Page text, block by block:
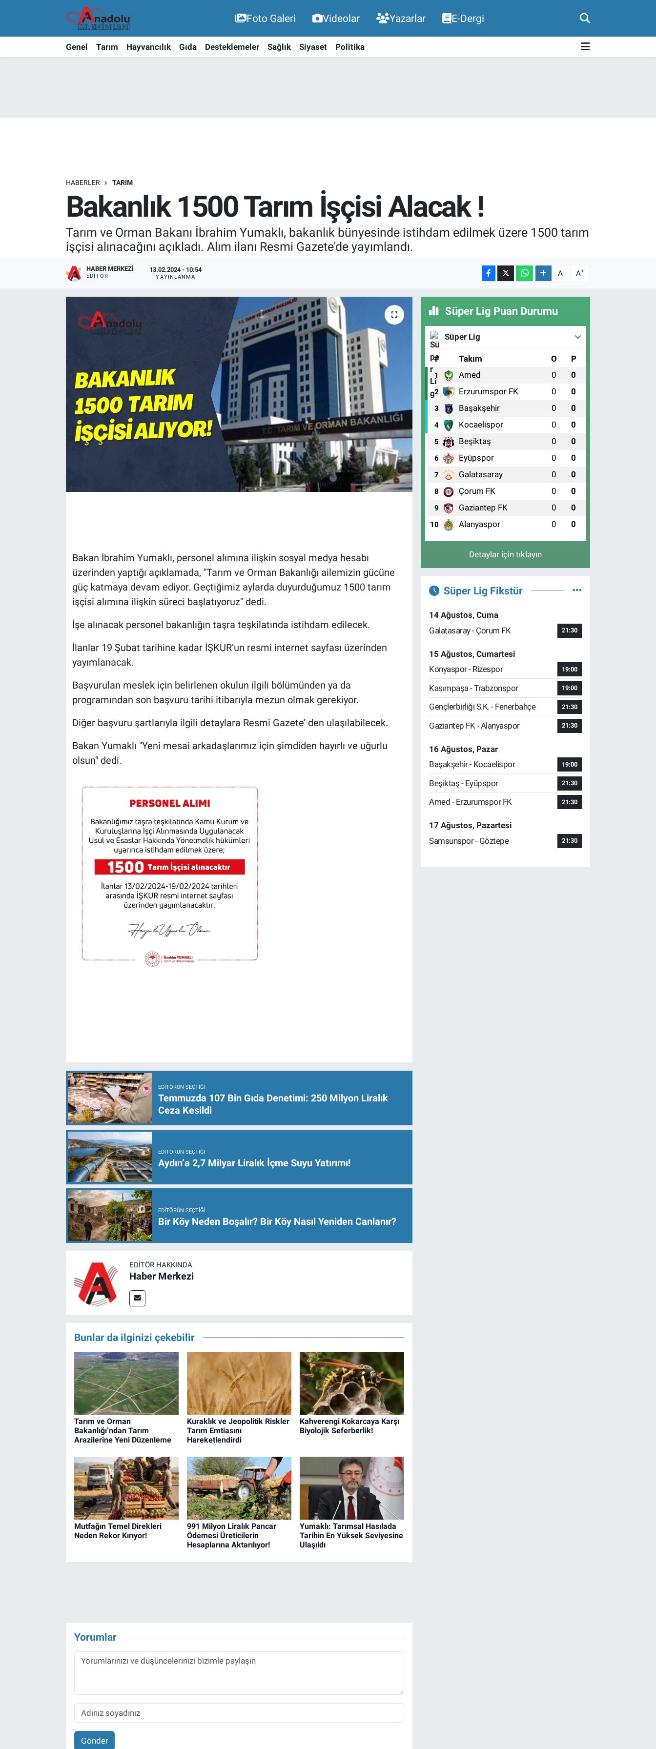
Foto Galeri Videolar Yazarlar E-Dergi
Genel Tarım Hayvancılık Gıda Desteklemeler Sağlık Siyaset Politika
HABERLER TARIM
Bakanlık 1500 Tarım İşçisi Alacak !
Tarım ve Orman Bakanı İbrahim Yumaklı, bakanlık bünyesinde istihdam edilmek üzere 1500 tarım
işçisi alınacağını açıkladı. Alım ilanı Resmi Gazete'de yayımlandı.
HABER MERKEZI
EDITÖR
13.02.2024 - 10:54
YAYINLANMA A- A+
Bakan İbrahim Yumaklı, personel alımına ilişkin sosyal medya hesabı
üzerinden yaptığı açıklamada, "Tarım ve Orman Bakanlığı ailemizin gücüne
güç katmaya devam ediyor. Geçtiğimiz aylarda duyurduğumuz 1500 tarım
işçisi alımına ilişkin süreci başlatıyoruz" dedi.
İşe alınacak personel bakanlığın taşra teşkilatında istihdam edilecek.
İlanlar 19 Şubat tarihine kadar İŞKUR’un resmi internet sayfası üzerinden
yayımlanacak.
Başvurulan meslek için belirlenen okulun ilgili bölümünden ya da
programından son başvuru tarihi itibarıyla mezun olmak gerekiyor.
Diğer başvuru şartlarıyla ilgili detaylara Resmi Gazete’ den ulaşılabilecek.
Bakan Yumaklı "Yeni mesai arkadaşlarımız için şimdiden hayırlı ve uğurlu
olsun" dedi.
EDITÖRÜN SEÇTIĞI
Temmuzda 107 Bin Gıda Denetimi: 250 Milyon Liralık
Ceza Kesildi
EDITÖRÜN SEÇTIĞI
Aydın’a 2,7 Milyar Liralık İçme Suyu Yatırımı!
EDITÖRÜN SEÇTIĞI
Bir Köy Neden Boşalır? Bir Köy Nasıl Yeniden Canlanır?
EDITÖR HAKKINDA
Haber Merkezi
Bunlar da ilginizi çekebilir
Tarım ve Orman
Bakanlığı’ndan Tarım
Arazilerine Yeni Düzenleme
Kuraklık ve Jeopolitik Riskler
Tarım Emtiasını
Hareketlendirdi
Kahverengi Kokarcaya Karşı
Biyolojik Seferberlik!
Mutfağın Temel Direkleri
Neden Rekor Kırıyor!
991 Milyon Liralık Pancar
Ödemesi Üreticilerin
Hesaplarına Aktarılıyor!
Yumaklı: Tarımsal Hasılada
Tarihin En Yüksek Seviyesine
Ulaşıldı
Yorumlar
Gönder
Süper Lig Puan Durumu
Süper Lig
# Takım O P
1 Amed 0 0
2 Erzurumspor FK 0 0
3 Başakşehir 0 0
4 Kocaelispor 0 0
5 Beşiktaş 0 0
6 Eyüpspor 0 0
7 Galatasaray 0 0
8 Çorum FK 0 0
9 Gaziantep FK 0 0
10 Alanyaspor 0 0
Detaylar için tıklayın
Süper Lig Fikstür
14 Ağustos, Cuma
Galatasaray - Çorum FK
21:30
15 Ağustos, Cumartesi
Konyaspor - Rizespor
19:00
Kasımpaşa - Trabzonspor 19:00
Gençlerbirliği S.K. - Fenerbahçe 21:30
Gaziantep FK - Alanyaspor 21:30
16 Ağustos, Pazar
Başakşehir - Kocaelispor
19:00
Beşiktaş - Eyüpspor 21:30
Amed - Erzurumspor FK 21:30
17 Ağustos, Pazartesi
Samsunspor - Göztepe
21:30